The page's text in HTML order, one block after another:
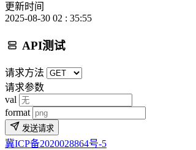
更新时间
2025-08-30 02 : 35:55
API测试
请求方法
请求参数
val
format
发送请求
冀ICP备2020028864号-5